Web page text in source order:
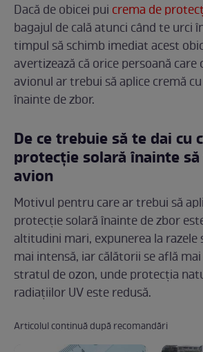
Dacă de obicei pui crema de
bagajul de cală atunci când te urci
timpul să schimb imediat acest
avertizează că orice persoană care
avionul ar trebui să aplice cremă
înainte de zbor.
De ce trebuie să te dai cu
protecţie solară înainte
avion
Motivul pentru care ar trebui să
protecție solară înainte de zbor
altitudini mari, expunerea la razele
mai intensă, iar călătorii se află
stratul de ozon, unde protecția
radiațiilor UV este redusă.
Articolul continuă după recomandări